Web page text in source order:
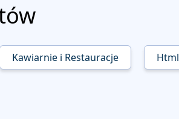
Kawiarnie i Restauracje Html